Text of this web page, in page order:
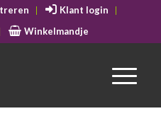
Klant login
Winkelmandje